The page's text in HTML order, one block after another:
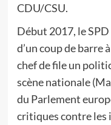
CDU/CSU.
Début 2017, le
d’un coup de barre
chef de file un
scène nationale
du Parlement
critiques contre les